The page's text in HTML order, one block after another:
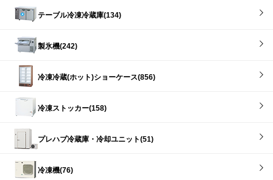
テーブル冷凍冷蔵庫(134)
製氷機(242)
冷凍冷蔵(ホット)ショーケース(856)
冷凍ストッカー(158)
プレハブ冷蔵庫・冷却ユニット(51)
冷凍機(76)